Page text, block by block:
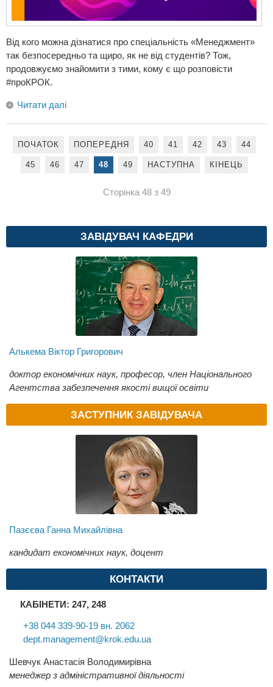
Від кого можна дізнатися про спеціальність «Менеджмент»
так безпосередньо та щиро, як не від студентів? Тож,
продовжуємо знайомити з тими, кому є що розповісти
#проКРОК.
Читати далі
ПОЧАТОК ПОПЕРЕДНЯ 40 41 42 43 44
45 46 47 48 49 НАСТУПНА КІНЕЦЬ
Сторінка 48 з 49
ЗАВІДУВАЧ КАФЕДРИ
Алькема Віктор Григорович
доктор економічних наук, професор, член Національного
Агентства забезпечення якості вищої освіти
ЗАСТУПНИК ЗАВІДУВАЧА
Пазєєва Ганна Михайлівна
кандидат економічних наук, доцент
КОНТАКТИ
КАБІНЕТИ: 247, 248
+38 044 339-90-19 вн. 2062
dept.management@krok.edu.ua
Шевчук Анастасія Володимирівна
менеджер з адміністративної діяльності